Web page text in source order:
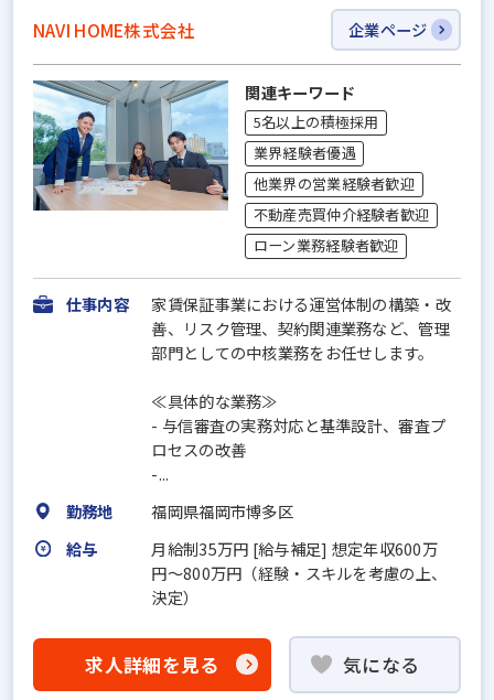
NAVI HOME株式会社 企業ページ
関連キーワード
5名以上の積極採用
業界経験者優遇
他業界の営業経験者歓迎
不動産売買仲介経験者歓迎
ローン業務経験者歓迎
仕事内容
家賃保証事業における運営体制の構築・改
善、リスク管理、契約関連業務など、管理
部門としての中核業務をお任せします。
≪具体的な業務≫
- 与信審査の実務対応と基準設計、審査プ
ロセスの改善
-...
勤務地
福岡県福岡市博多区
給与
月給制35万円 [給与補足] 想定年収600万
円〜800万円（経験・スキルを考慮の上、
決定）
求人詳細を見る 気になる